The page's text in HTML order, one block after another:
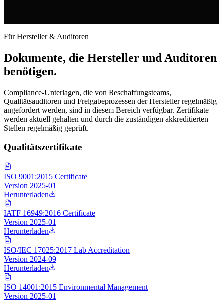
Für Hersteller & Auditoren
Dokumente, die Hersteller und Auditoren
benötigen.
Compliance-Unterlagen, die von Beschaffungsteams,
Qualitätsauditoren und Freigabeprozessen der Hersteller regelmäßig
angefordert werden, sind in diesem Bereich verfügbar. Zertifikate
werden aktuell gehalten und durch die zuständigen akkreditierten
Stellen regelmäßig geprüft.
Qualitätszertifikate
ISO 9001:2015 Certificate
Version 2025-01
Herunterladen
IATF 16949:2016 Certificate
Version 2025-01
Herunterladen
ISO/IEC 17025:2017 Lab Accreditation
Version 2024-09
Herunterladen
ISO 14001:2015 Environmental Management
Version 2025-01